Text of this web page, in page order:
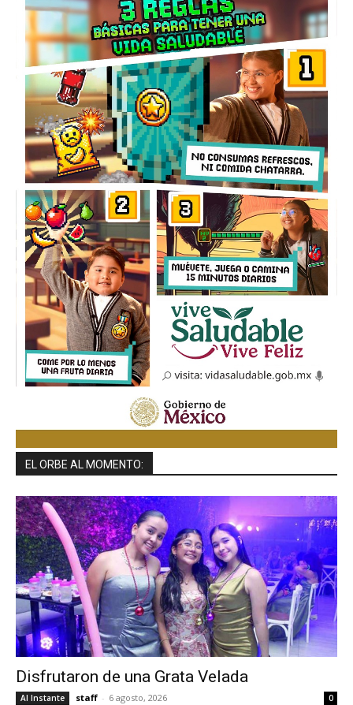
EL ORBE AL MOMENTO:
Disfrutaron de una Grata Velada
Al Instante staff - 6 agosto, 2026 0